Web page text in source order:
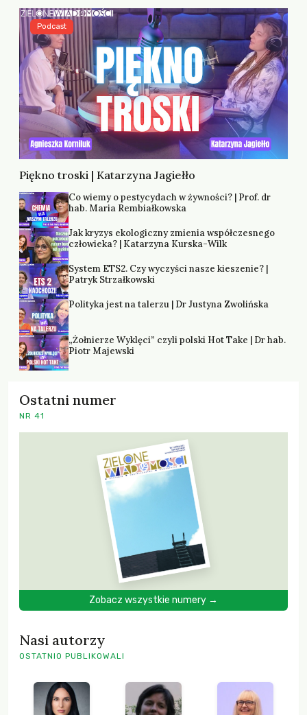
Piękno troski | Katarzyna Jagiełło
Podcast
Co wiemy o pestycydach w żywności? | Prof. dr
hab. Maria Rembiałkowska
Jak kryzys ekologiczny zmienia współczesnego
człowieka? | Katarzyna Kurska-Wilk
System ETS2. Czy wyczyści nasze kieszenie? |
Patryk Strzałkowski
Polityka jest na talerzu | Dr Justyna Zwolińska
„Żołnierze Wyklęci” czyli polski Hot Take | Dr hab.
Piotr Majewski
Ostatni numer
NR 41
Zobacz wszystkie numery →
Nasi autorzy
OSTATNIO PUBLIKOWALI